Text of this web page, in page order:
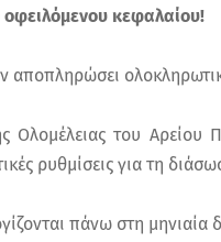
κεφαλαίου!
αποπληρώσει
του Αρείου
ρυθμίσεις για τη
πάνω στη μηνιαία